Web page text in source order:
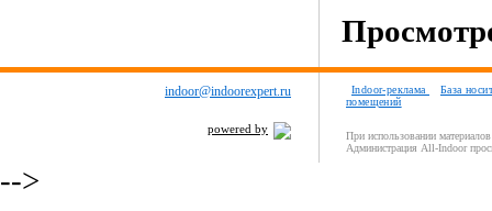
indoor@indoorexpert.ru
powered by
Indoor-реклама
База
помещений
При использовании
Администрация All-Indoor
-->